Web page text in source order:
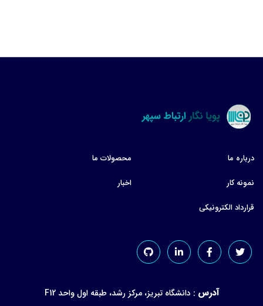
درباره ما
محصولات ما
نمونه کار
اخبار
قرارداد الکترونیکی
آدرس : دانشگاه تبریز، مرکز رشد، طبقه اول واحد F12